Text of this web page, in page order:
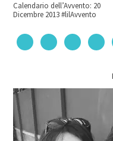
Calendario dell’Avvento: 20
Dicembre 2013 #lilAvvento